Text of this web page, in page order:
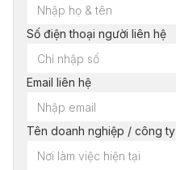
Số điện thoại người liên hệ
Email liên hệ
Tên doanh nghiệp / công ty